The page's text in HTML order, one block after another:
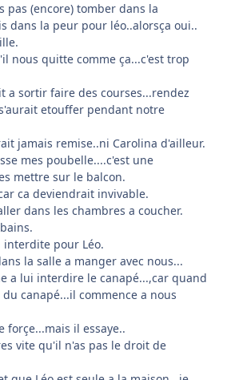
pas (encore) tomber dans la
dans la peur pour léo..alorsça oui..
nous quitte comme ça...c'est trop
a sortir faire des courses...rendez
etouffer pendant notre
jamais remise..ni Carolina d'ailleur.
mes poubelle....c'est une
mettre sur le balcon.
ca deviendrait invivable.
dans les chambres a coucher.
interdite pour Léo.
la salle a manger avec nous...
a lui interdire le canapé...,car quand
canapé...il commence a nous
forçe...mais il essaye..
vite qu'il n'as pas le droit de